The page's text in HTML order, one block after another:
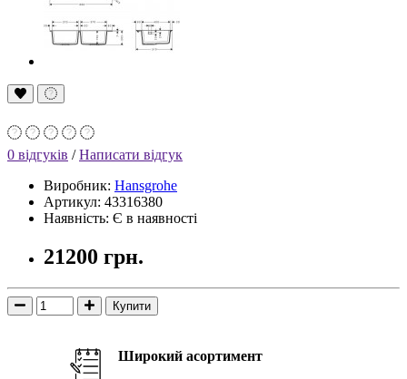
0 відгуків /Написати відгук
Виробник: Hansgrohe
Артикул: 43316380
Наявність: Є в наявності
21200 грн.
Купити
Широкий асортимент